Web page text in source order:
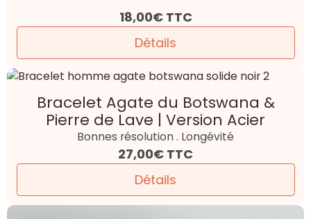
18,00€ TTC
Détails
Bracelet Agate du Botswana &
Pierre de Lave | Version Acier
Bonnes résolution . Longévité
27,00€ TTC
Détails